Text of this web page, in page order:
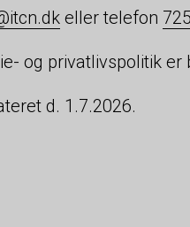
eller telefon
og privatlivspolitik
d. 1.7.2026.